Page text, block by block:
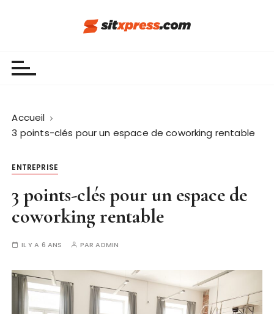
Accueil
3 points-clés pour un espace de coworking rentable
ENTREPRISE
3 points-clés pour un espace de
coworking rentable
IL Y A 6 ANS PARADMIN